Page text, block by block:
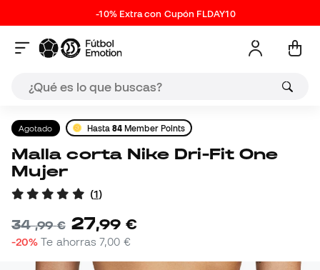
-10% Extra con Cupón FLDAY10
Agotado Hasta84 Member Points
Malla corta Nike Dri-Fit One
Mujer
(1)
34,99 € 27,99 €
-20% Te ahorras7,00 €